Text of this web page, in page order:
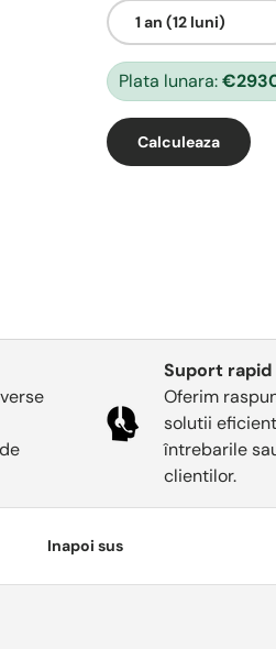
Plata lunara:
Calculeaza
Suport rapid
Oferim
solutii
întrebarile
clientilor.
Inapoi sus